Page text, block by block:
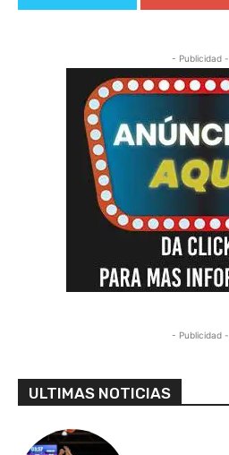
- Publicidad -
- Publicidad -
ULTIMAS NOTICIAS